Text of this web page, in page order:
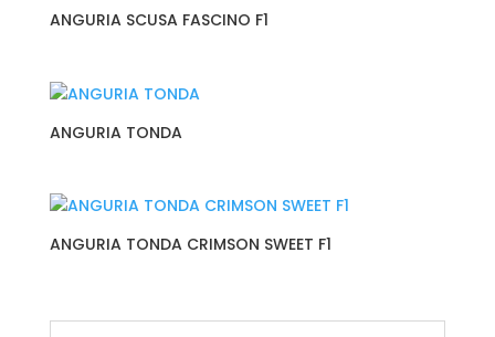
ANGURIA SCUSA FASCINO F1
ANGURIA TONDA
ANGURIA TONDA CRIMSON SWEET F1